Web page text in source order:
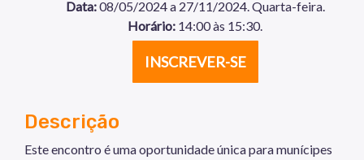
Data:08/05/2024 a 27/11/2024. Quarta-feira.
Horário: 14:00 às 15:30.
INSCREVER-SE
Descrição
Este encontro é uma oportunidade única para munícipes